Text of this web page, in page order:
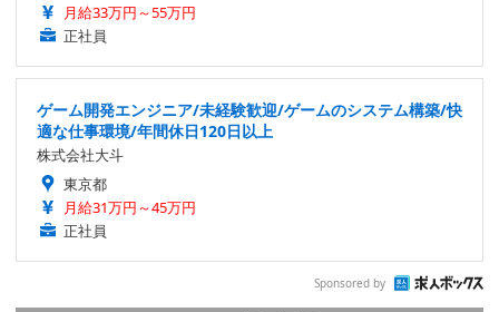
月給33万円～55万円
正社員
ゲーム開発エンジニア/未経験歓迎/ゲームのシステム構築/快
適な仕事環境/年間休日120日以上
株式会社大斗
東京都
月給31万円～45万円
正社員
Sponsored by